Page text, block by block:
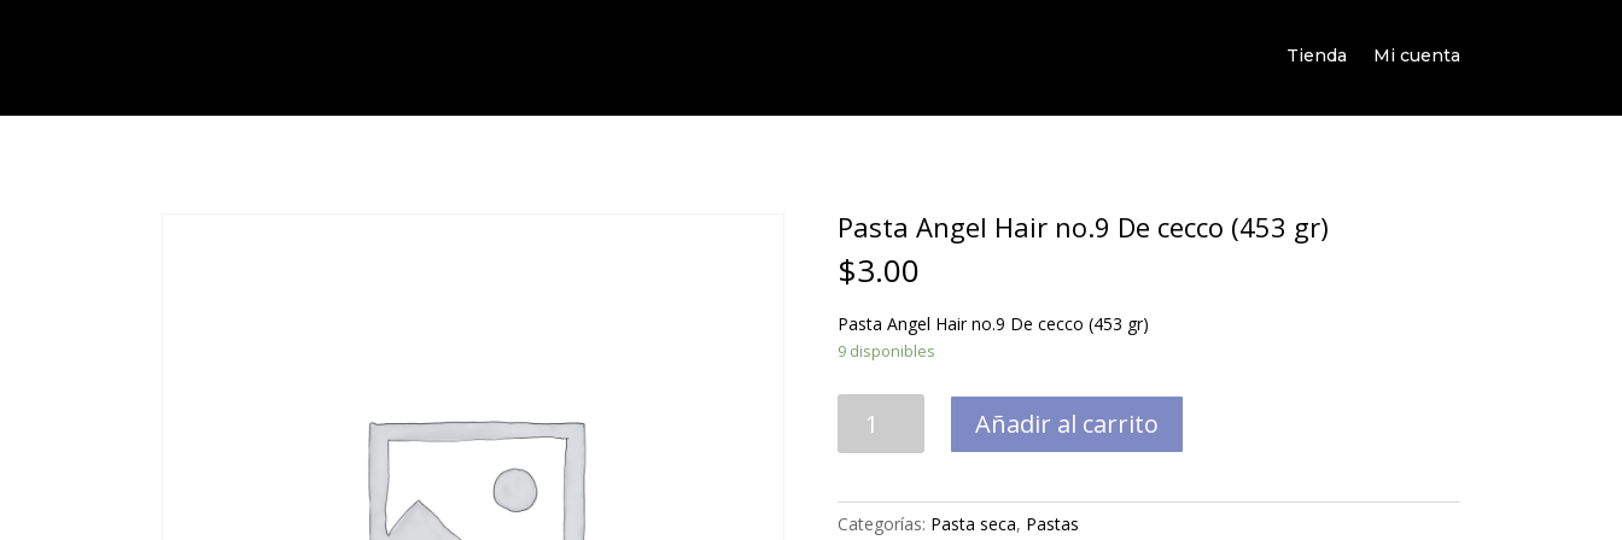
Tienda Mi cuenta
Pasta Angel Hair no.9 De cecco (453 gr)
$3.00
Pasta Angel Hair no.9 De cecco (453 gr)
9 disponibles
Angel
De
Añadir al carrito
Categorías: Pasta seca, Pastas